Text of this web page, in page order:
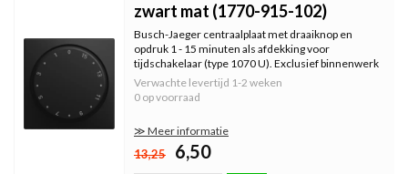
zwart mat (1770-915-102)
Busch-Jaeger centraalplaat met draaiknop en
opdruk 1 - 15 minuten als afdekking voor
tijdschakelaar (type 1070 U). Exclusief binnenwerk
en afdekraam. Serie: Balance SI, kleur: zwart mat.
Verwachte levertijd 1-2 weken
0 op voorraad
≫ Meer informatie
13,25 6,50